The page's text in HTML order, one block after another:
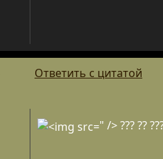
Ответить с цитатой
" />??? ??